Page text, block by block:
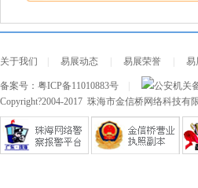
关于我们 易展动态 易展荣誉 易
备案号： 粤ICP备11010883号 公安机关
Copyright?2004-2017 珠海市金信桥网络科技有